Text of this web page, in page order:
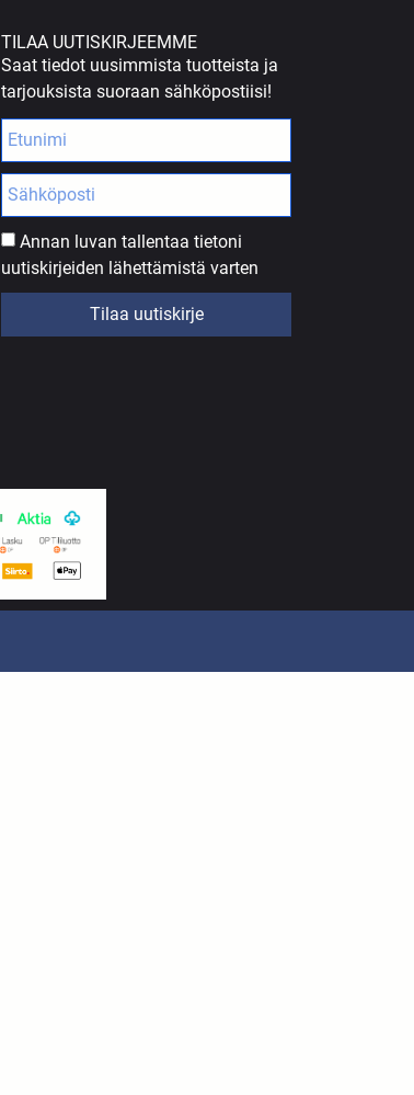
TILAA UUTISKIRJEEMME
Saat tiedot uusimmista tuotteista ja
tarjouksista suoraan sähköpostiisi!
Annan luvan tallentaa tietoni
uutiskirjeiden lähettämistä varten
Tilaa uutiskirje